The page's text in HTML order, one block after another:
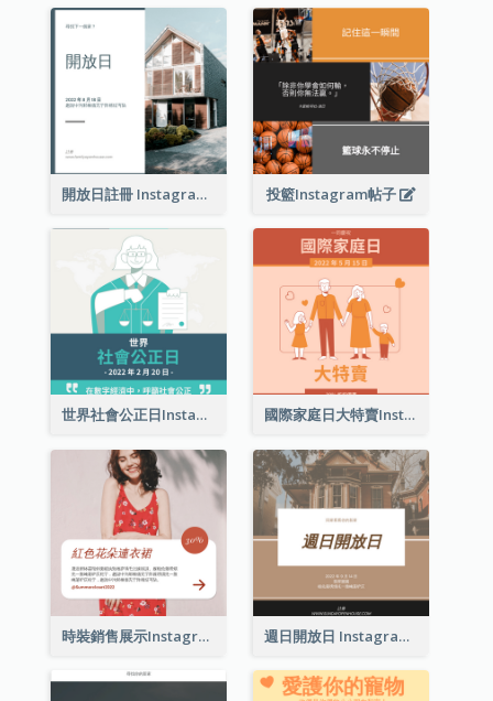
開放日註冊 Instagram 帖子 投籃Instagram帖子
世界社會公正日Instagram帖子 國際家庭日大特賣Instagram帖子
時裝銷售展示Instagram帖子 週日開放日 Instagram 帖子